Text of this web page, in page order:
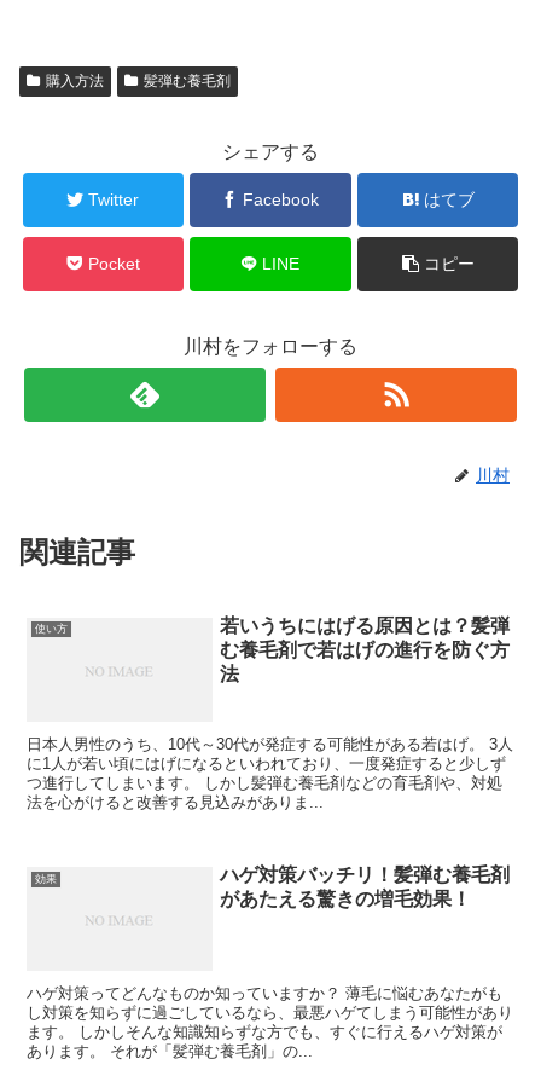
購入方法 髪弾む養毛剤
シェアする
Twitter Facebook はてブ
Pocket LINE コピー
川村をフォローする
川村
関連記事
使い方
若いうちにはげる原因とは？髪弾
む養毛剤で若はげの進行を防ぐ方
法
日本人男性のうち、10代～30代が発症する可能性がある若はげ。 3人
に1人が若い頃にはげになるといわれており、一度発症すると少しず
つ進行してしまいます。 しかし髪弾む養毛剤などの育毛剤や、対処
法を心がけると改善する見込みがありま...
効果
ハゲ対策バッチリ！髪弾む養毛剤
があたえる驚きの増毛効果！
ハゲ対策ってどんなものか知っていますか？ 薄毛に悩むあなたがも
し対策を知らずに過ごしているなら、最悪ハゲてしまう可能性があり
ます。 しかしそんな知識知らずな方でも、すぐに行えるハゲ対策が
あります。 それが「髪弾む養毛剤」の...